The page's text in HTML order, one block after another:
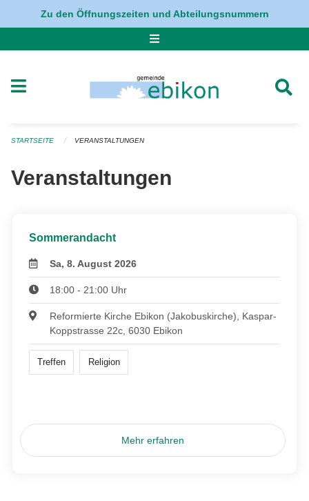
Navigation überspringen
Zu den Öffnungszeiten und Abteilungsnummern
STARTSEITE VERANSTALTUNGEN
Veranstaltungen
Sommerandacht
Sa, 8. August 2026
18:00 - 21:00 Uhr
Reformierte Kirche Ebikon (Jakobuskirche), Kaspar-
Koppstrasse 22c, 6030 Ebikon
Treffen Religion
Mehr erfahren